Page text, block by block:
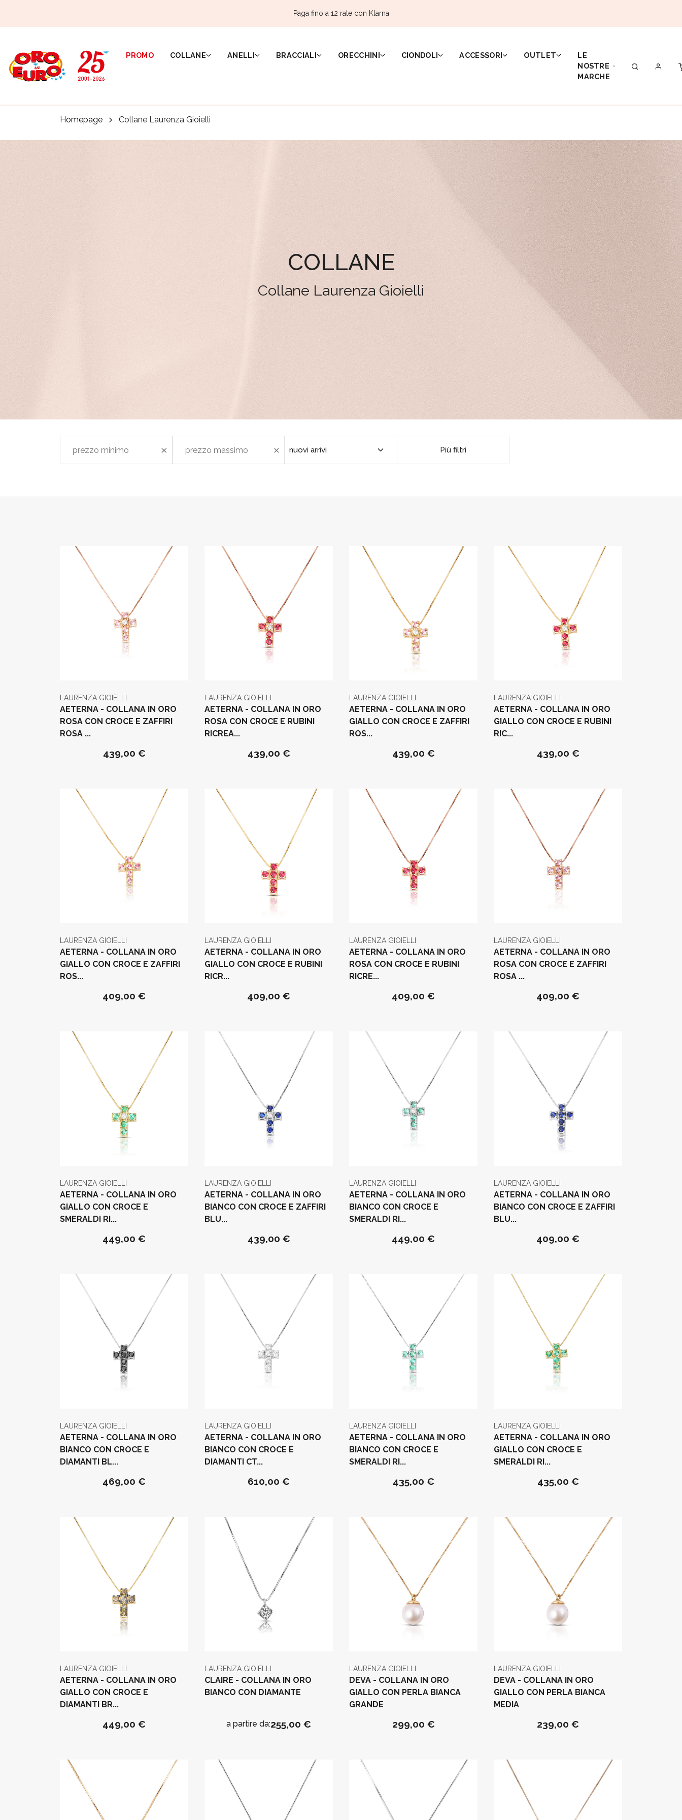
Paga fino a 12 rate con Klarna
PROMO COLLANE ANELLI BRACCIALI ORECCHINI CIONDOLI ACCESSORI OUTLET
LE
NOSTRE
MARCHE
Homepage Collane Laurenza Gioielli
COLLANE
Collane Laurenza Gioielli
Più filtri
LAURENZA GIOIELLI
AETERNA - COLLANA IN ORO
ROSA CON CROCE E ZAFFIRI
ROSA ...
439,00 €
LAURENZA GIOIELLI
AETERNA - COLLANA IN ORO
ROSA CON CROCE E RUBINI
RICREA...
439,00 €
LAURENZA GIOIELLI
AETERNA - COLLANA IN ORO
GIALLO CON CROCE E ZAFFIRI
ROS...
439,00 €
LAURENZA GIOIELLI
AETERNA - COLLANA IN ORO
GIALLO CON CROCE E RUBINI
RIC...
439,00 €
LAURENZA GIOIELLI
AETERNA - COLLANA IN ORO
GIALLO CON CROCE E ZAFFIRI
ROS...
409,00 €
LAURENZA GIOIELLI
AETERNA - COLLANA IN ORO
GIALLO CON CROCE E RUBINI
RICR...
409,00 €
LAURENZA GIOIELLI
AETERNA - COLLANA IN ORO
ROSA CON CROCE E RUBINI
RICRE...
409,00 €
LAURENZA GIOIELLI
AETERNA - COLLANA IN ORO
ROSA CON CROCE E ZAFFIRI
ROSA ...
409,00 €
LAURENZA GIOIELLI
AETERNA - COLLANA IN ORO
GIALLO CON CROCE E
SMERALDI RI...
449,00 €
LAURENZA GIOIELLI
AETERNA - COLLANA IN ORO
BIANCO CON CROCE E ZAFFIRI
BLU...
439,00 €
LAURENZA GIOIELLI
AETERNA - COLLANA IN ORO
BIANCO CON CROCE E
SMERALDI RI...
449,00 €
LAURENZA GIOIELLI
AETERNA - COLLANA IN ORO
BIANCO CON CROCE E ZAFFIRI
BLU...
409,00 €
LAURENZA GIOIELLI
AETERNA - COLLANA IN ORO
BIANCO CON CROCE E
DIAMANTI BL...
469,00 €
LAURENZA GIOIELLI
AETERNA - COLLANA IN ORO
BIANCO CON CROCE E
DIAMANTI CT...
610,00 €
LAURENZA GIOIELLI
AETERNA - COLLANA IN ORO
BIANCO CON CROCE E
SMERALDI RI...
435,00 €
LAURENZA GIOIELLI
AETERNA - COLLANA IN ORO
GIALLO CON CROCE E
SMERALDI RI...
435,00 €
LAURENZA GIOIELLI
AETERNA - COLLANA IN ORO
GIALLO CON CROCE E
DIAMANTI BR...
449,00 €
LAURENZA GIOIELLI
CLAIRE - COLLANA IN ORO
BIANCO CON DIAMANTE
a partire da:255,00 €
LAURENZA GIOIELLI
DEVA - COLLANA IN ORO
GIALLO CON PERLA BIANCA
GRANDE
299,00 €
LAURENZA GIOIELLI
DEVA - COLLANA IN ORO
GIALLO CON PERLA BIANCA
MEDIA
239,00 €